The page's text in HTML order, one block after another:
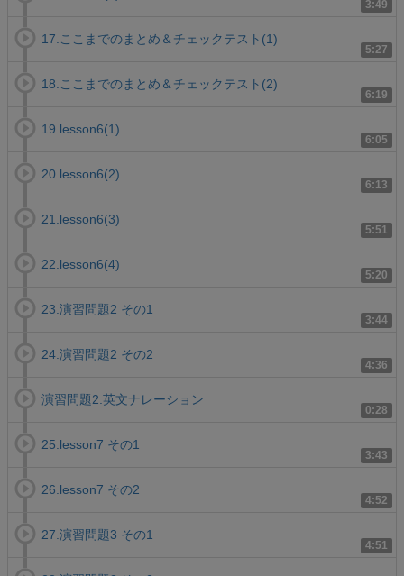
3:49
5:27
17.ここまでのまとめ＆チェックテスト(1)
6:19
18.ここまでのまとめ＆チェックテスト(2)
6:05
19.lesson6(1)
6:13
20.lesson6(2)
5:51
21.lesson6(3)
5:20
22.lesson6(4)
3:44
23.演習問題2 その1
4:36
24.演習問題2 その2
0:28
演習問題2.英文ナレーション
3:43
25.lesson7 その1
4:52
26.lesson7 その2
4:51
27.演習問題3 その1